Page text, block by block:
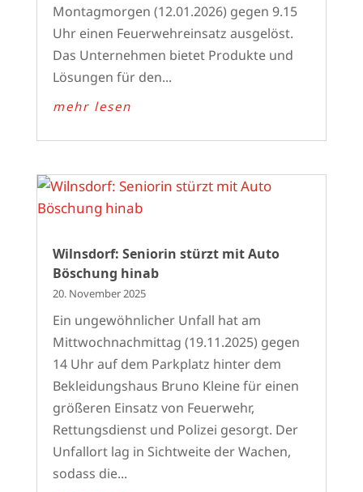
Montagmorgen (12.01.2026) gegen 9.15
Uhr einen Feuerwehreinsatz ausgelöst.
Das Unternehmen bietet Produkte und
Lösungen für den...
mehr lesen
Wilnsdorf: Seniorin stürzt mit Auto
Böschung hinab
20. November 2025
Ein ungewöhnlicher Unfall hat am
Mittwochnachmittag (19.11.2025) gegen
14 Uhr auf dem Parkplatz hinter dem
Bekleidungshaus Bruno Kleine für einen
größeren Einsatz von Feuerwehr,
Rettungsdienst und Polizei gesorgt. Der
Unfallort lag in Sichtweite der Wachen,
sodass die...